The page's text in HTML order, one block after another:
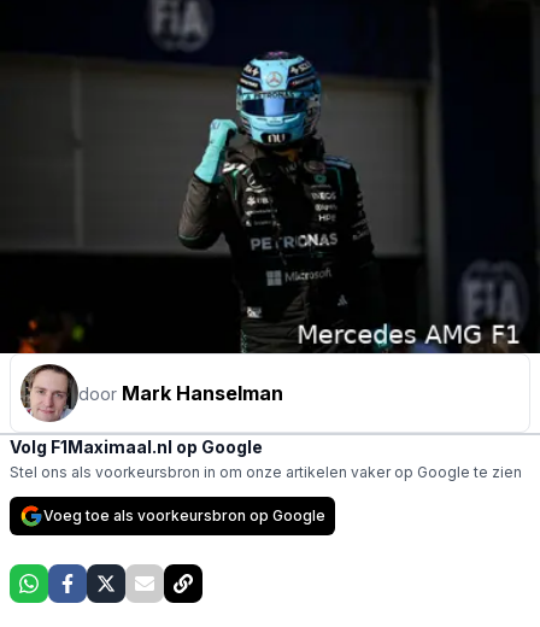
door Mark Hanselman
Volg F1Maximaal.nl op Google
Stel ons als voorkeursbron in om onze artikelen vaker op Google te zien
Voeg toe als voorkeursbron op Google